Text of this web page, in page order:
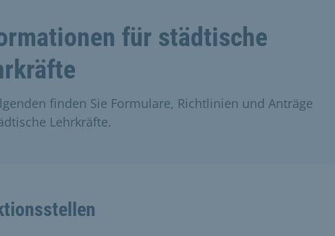
für städtische
finden Sie Formulare, Richtlinien und Anträge
Lehrkräfte.